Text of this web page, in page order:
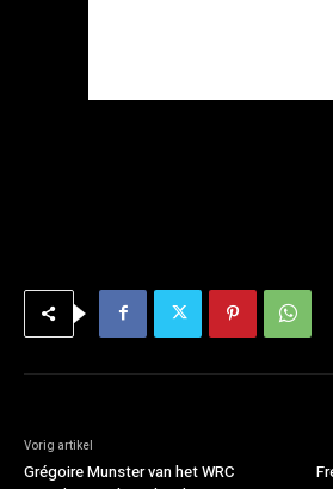
Vorig artikel
Grégoire Munster van het WRC